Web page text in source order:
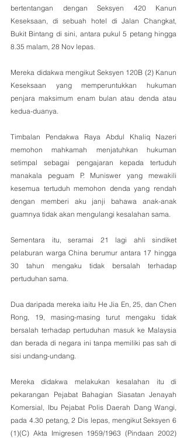
bertentangan dengan Seksyen 420 Kanun
Keseksaan, di sebuah hotel di Jalan Changkat,
Bukit Bintang di sini, antara pukul 5 petang hingga
8.35 malam, 28 Nov lepas.
Mereka didakwa mengikut Seksyen 120B (2) Kanun
Keseksaan yang memperuntukkan hukuman
penjara maksimum enam bulan atau denda atau
kedua-duanya.
Timbalan Pendakwa Raya Abdul Khaliq Nazeri
memohon mahkamah menjatuhkan hukuman
setimpal sebagai pengajaran kepada tertuduh
manakala peguam P. Muniswer yang mewakili
kesemua tertuduh memohon denda yang rendah
dengan memberi aku janji bahawa anak-anak
guamnya tidak akan mengulangi kesalahan sama.
Sementara itu, seramai 21 lagi ahli sindiket
pelaburan warga China berumur antara 17 hingga
30 tahun mengaku tidak bersalah terhadap
pertuduhan sama.
Dua daripada mereka iaitu He Jia En, 25, dan Chen
Rong, 19, masing-masing turut mengaku tidak
bersalah terhadap pertuduhan masuk ke Malaysia
dan berada di negara ini tanpa memiliki pas sah di
sisi undang-undang.
Mereka didakwa melakukan kesalahan itu di
pekarangan Pejabat Bahagian Siasatan Jenayah
Komersial, Ibu Pejabat Polis Daerah Dang Wangi,
pada 4.30 petang, 2 Dis lepas, mengikut Seksyen 6
(1)(C) Akta Imigresen 1959/1963 (Pindaan 2002)